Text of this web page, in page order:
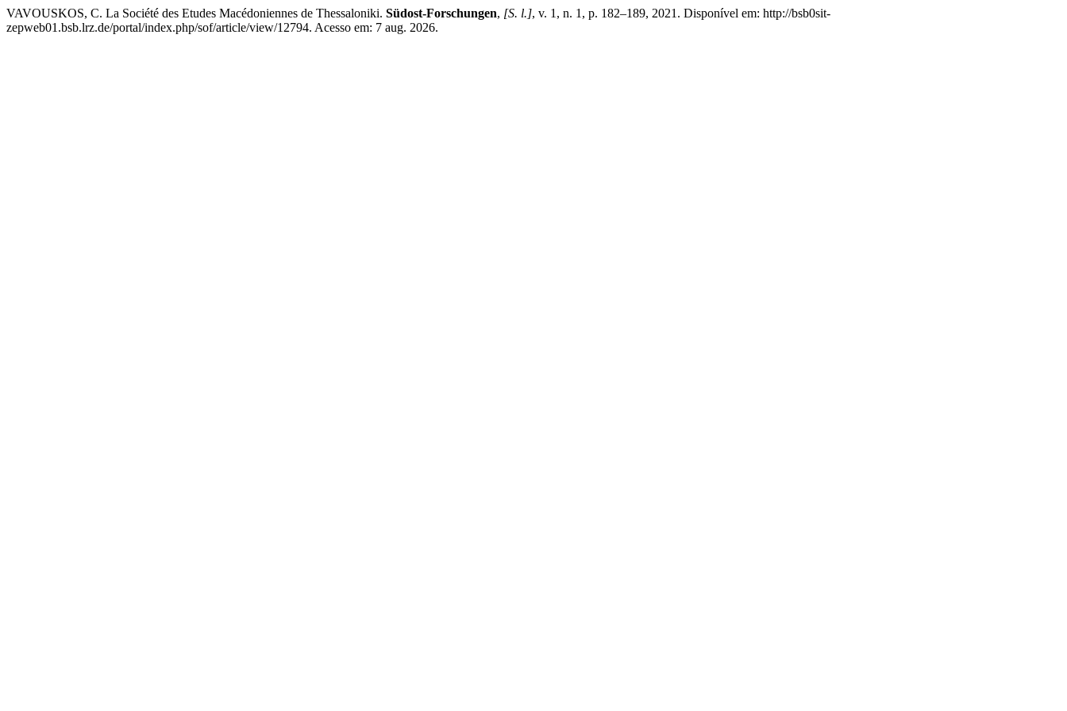
VAVOUSKOS, C. La Société des Etudes Macédoniennes de Thessaloniki. Südost-Forschungen, [S. l.], v. 1, n. 1, p. 182–189, 2021. Disponível em: http://bsb0sit-
zepweb01.bsb.lrz.de/portal/index.php/sof/article/view/12794. Acesso em: 7 aug. 2026.